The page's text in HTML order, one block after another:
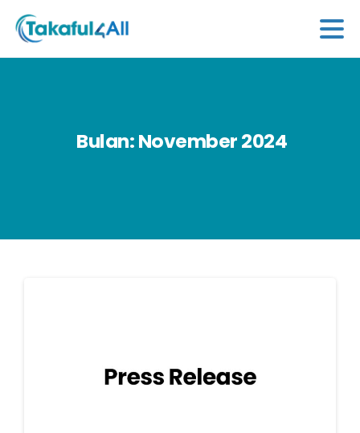
Bulan:November2024